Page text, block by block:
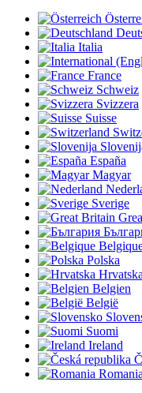
Italia
France
Schweiz
Svizzera
Suisse
España
Magyar
Sverige
Polska
Hrvatska
Belgien
België
Suomi
Ireland
Romania